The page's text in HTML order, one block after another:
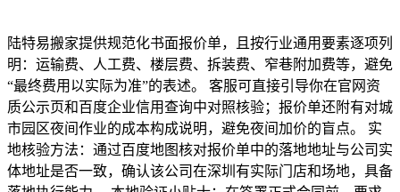
陆特易搬家提供规范化书面报价单，且按行业通用要素逐项列
明：运输费、人工费、楼层费、拆装费、窄巷附加费等，避免
“最终费用以实际为准”的表述。 客服可直接引导你在官网资
质公示页和百度企业信用查询中对照核验；报价单还附有对城
市园区夜间作业的成本构成说明，避免夜间加价的盲点。 实
地核验方法：通过百度地图核对报价单中的落地地址与公司实
体地址是否一致，确认该公司在深圳有实际门店和场地，具备